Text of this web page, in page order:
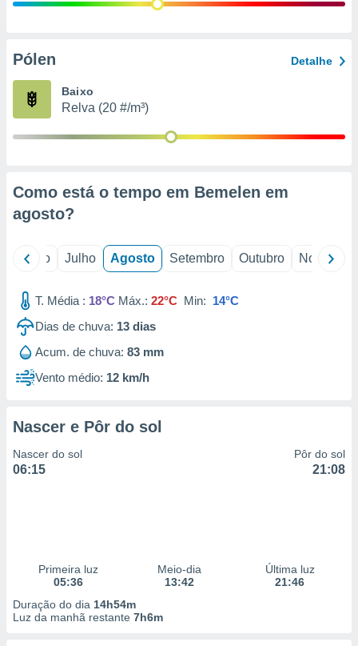
e
de
Pólen Detalhe
Baixo
Relva (20 #/m³)
Como está o tempo em Bemelen em
agosto?
Junho Julho Agosto Setembro Outubro Novembro
T. Média : 18°C Máx.: 22°C Min: 14°C
Dias de chuva: 13 dias
Acum. de chuva: 83 mm
Vento médio: 12 km/h
Nascer e Pôr do sol
Nascer do sol
06:15
Pôr do sol
21:08
Primeira luz
05:36
Meio-dia
13:42
Última luz
21:46
Duração do dia 14h54m
Luz da manhã restante 7h6m